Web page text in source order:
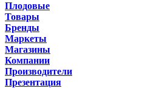
Плодовые
Товары
Бренды
Маркеты
Магазины
Компании
Производители
Презентация